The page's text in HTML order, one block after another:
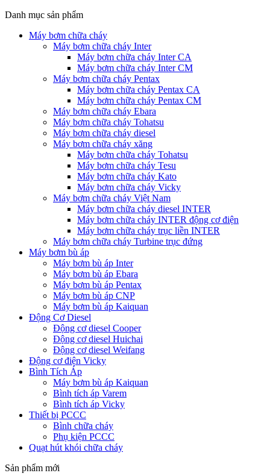
Danh mục sản phẩm
Máy bơm chữa cháy
Máy bơm chữa cháy Inter
Máy bơm chữa cháy Inter CA
Máy bơm chữa cháy Inter CM
Máy bơm chữa cháy Pentax
Máy bơm chữa cháy Pentax CA
Máy bơm chữa cháy Pentax CM
Máy bơm chữa cháy Ebara
Máy bơm chữa cháy Tohatsu
Máy bơm chữa cháy diesel
Máy bơm chữa cháy xăng
Máy bơm chữa cháy Tohatsu
Máy bơm chữa cháy Tesu
Máy bơm chữa cháy Kato
Máy bơm chữa cháy Vicky
Máy bơm chữa cháy Việt Nam
Máy bơm chữa cháy diesel INTER
Máy bơm chữa cháy INTER động cơ điện
Máy bơm chữa cháy trục liền INTER
Máy bơm chữa cháy Turbine trục đứng
Máy bơm bù áp
Máy bơm bù áp Inter
Máy bơm bù áp Ebara
Máy bơm bù áp Pentax
Máy bơm bù áp CNP
Máy bơm bù áp Kaiquan
Động Cơ Diesel
Động cơ diesel Cooper
Động cơ diesel Huichai
Động cơ diesel Weifang
Động cơ điện Vicky
Bình Tích Áp
Máy bơm bù áp Kaiquan
Bình tích áp Varem
Bình tích áp Vicky
Thiết bị PCCC
Bình chữa cháy
Phụ kiện PCCC
Quạt hút khói chữa cháy
Sản phẩm mới